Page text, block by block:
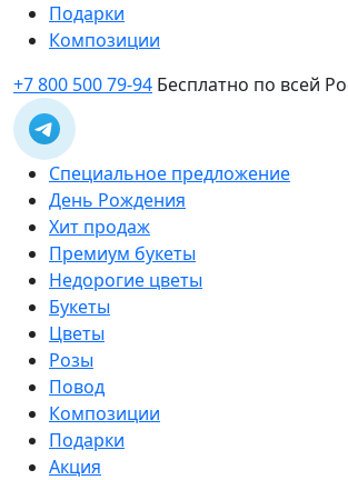
Подарки
Композиции
+7 800 500 79-94 Бесплатно по всей
Специальное предложение
День Рождения
Хит продаж
Премиум букеты
Недорогие цветы
Букеты
Цветы
Розы
Повод
Композиции
Подарки
Акция